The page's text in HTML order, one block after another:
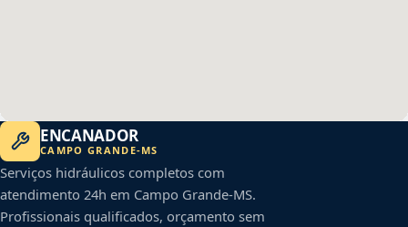
ENCANADOR
CAMPO GRANDE-MS
Serviços hidráulicos completos com
atendimento 24h em Campo Grande-MS.
Profissionais qualificados, orçamento sem